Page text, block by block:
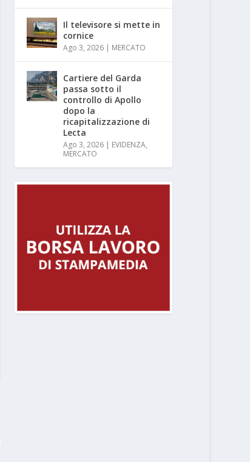
Il televisore si mette in
cornice
Ago 3, 2026 | MERCATO
Cartiere del Garda
passa sotto il
controllo di Apollo
dopo la
ricapitalizzazione di
Lecta
Ago 3, 2026 | EVIDENZA,
MERCATO